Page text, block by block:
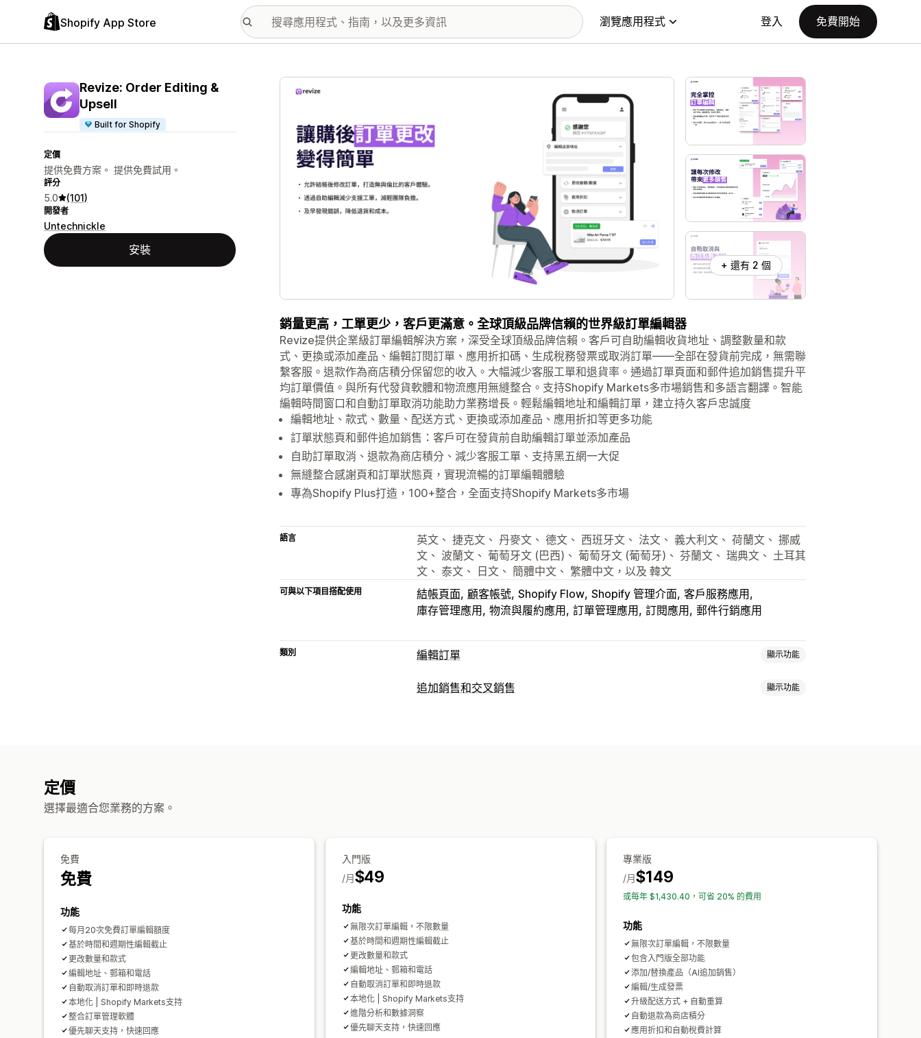
Shopify App Store 瀏覽應用程式 登入 免費開始
Revize: Order Editing &
Upsell
Built for Shopify
定價
提供免費方案。 提供免費試用。
評分
5.0 (101)
開發者
Untechnickle
安裝
主要圖片圖庫
+ 還有 2 個
銷量更高，工單更少，客戶更滿意。全球頂級品牌信賴的世界級訂單編輯器
Revize提供企業級訂單編輯解決方案，深受全球頂級品牌信賴。客戶可自助編輯收貨地址、調整數量和款
式、更換或添加產品、編輯訂閱訂單、應用折扣碼、生成稅務發票或取消訂單——全部在發貨前完成，無需聯
繫客服。退款作為商店積分保留您的收入。大幅減少客服工單和退貨率。通過訂單頁面和郵件追加銷售提升平
均訂單價值。與所有代發貨軟體和物流應用無縫整合。支持Shopify Markets多市場銷售和多語言翻譯。智能
編輯時間窗口和自動訂單取消功能助力業務增長。輕鬆編輯地址和編輯訂單，建立持久客戶忠誠度
編輯地址、款式、數量、配送方式、更換或添加產品、應用折扣等更多功能
訂單狀態頁和郵件追加銷售：客戶可在發貨前自助編輯訂單並添加產品
自助訂單取消、退款為商店積分、減少客服工單、支持黑五網一大促
無縫整合感謝頁和訂單狀態頁，實現流暢的訂單編輯體驗
專為Shopify Plus打造，100+整合，全面支持Shopify Markets多市場
語言
英文、 捷克文、 丹麥文、 德文、 西班牙文、 法文、 義大利文、 荷蘭文、 挪威
文、 波蘭文、 葡萄牙文 (巴西)、 葡萄牙文 (葡萄牙)、 芬蘭文、 瑞典文、 土耳其
文、 泰文、 日文、 簡體中文、 繁體中文，以及 韓文
可與以下項目搭配使用 結帳頁面 顧客帳號 Shopify Flow Shopify 管理介面 客戶服務應用
庫存管理應用 物流與履約應用 訂單管理應用 訂閱應用 郵件行銷應用
類別 編輯訂單 顯示功能
訂單最新資訊
追加銷售和交叉銷售 顯示功能
定價
選擇最適合您業務的方案。
免費
免費
功能
每月20次免費訂單編輯額度
基於時間和週期性編輯截止
更改數量和款式
編輯地址、郵箱和電話
自動取消訂單和即時退款
本地化 | Shopify Markets支持
整合訂單管理軟體
優先聊天支持，快速回應
入門版
$49
/月
功能
無限次訂單編輯，不限數量
基於時間和週期性編輯截止
更改數量和款式
編輯地址、郵箱和電話
自動取消訂單和即時退款
本地化 | Shopify Markets支持
進階分析和數據洞察
優先聊天支持，快速回應
專業版
$149
/月
或每年 $1,430.40，可省 20% 的費用
功能
無限次訂單編輯，不限數量
包含入門版全部功能
添加/替換產品（AI追加銷售）
編輯/生成發票
升級配送方式 + 自動重算
自動退款為商店積分
應用折扣和自動稅費計算